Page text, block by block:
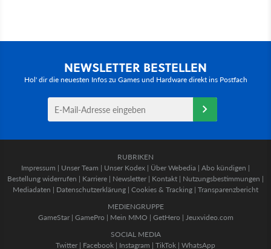
NEWSLETTER BESTELLEN
Hol' dir die neuesten Infos zu Games und Hardware direkt ins Postfach
RUBRIKEN
Impressum | Unser Team | Unser Kodex | Über Webedia | Abo kündigen |
Bestellung widerrufen | Karriere | Newsletter | Kontakt | Nutzungsbestimmungen |
Mediadaten | Datenschutzerklärung | Cookies & Tracking | Transparenzbericht
MEDIENGRUPPE
GameStar| GamePro | Mein MMO | GetHero | Jeuxvideo.com
SOCIAL MEDIA
Twitter | Facebook | Instagram | TikTok | WhatsApp